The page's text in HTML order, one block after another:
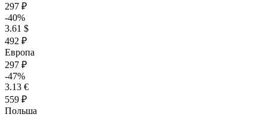
297 ₽
-40%
3.61 $
492 ₽
Европа
297 ₽
-47%
3.13 €
559 ₽
Польша